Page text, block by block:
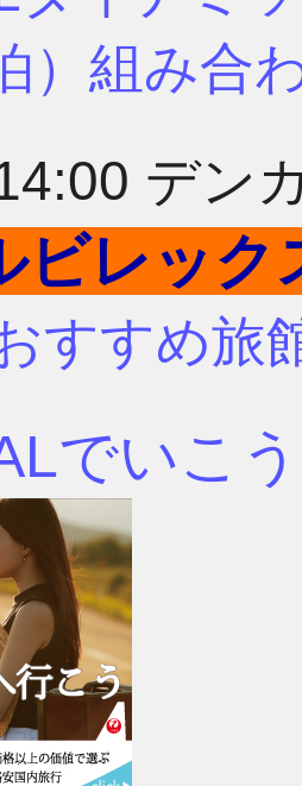
）組み合
デン
ビレック
すすめ旅
でいこう